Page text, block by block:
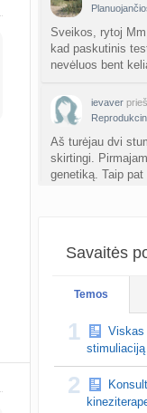
Crinone gelio
atnaujinta
Perspėjimas dėl
sukurta TD asistentė
Skydliaukės
atnaujinta Rasa Gal
ŽPV
atnaujintaSvaja1234
TD asistentė
Dažniausi
Sveikos, rytoj
kad paskutinis
nevėluos bent
ievaver
Aš turėjau dvi
skirtingi.
genetiką. Taip
Savaitės
Temos
1
Viskas
stimuliaciją
2